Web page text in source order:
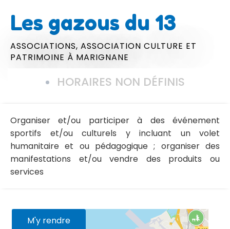
Les gazous du 13
ASSOCIATIONS, ASSOCIATION CULTURE ET
PATRIMOINE À MARIGNANE
HORAIRES NON DÉFINIS
Organiser et/ou participer à des événement
sportifs et/ou culturels y incluant un volet
humanitaire et ou pédagogique ; organiser des
manifestations et/ou vendre des produits ou
services
M'y rendre